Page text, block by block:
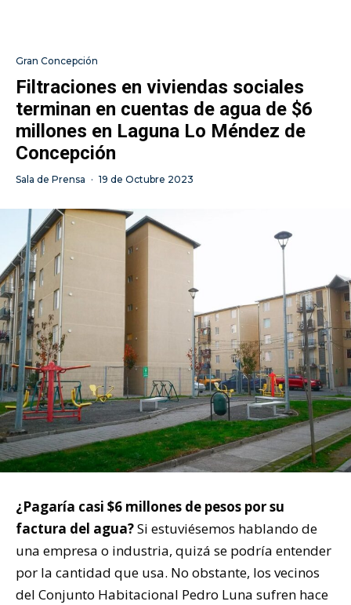
Gran Concepción
Filtraciones en viviendas sociales
terminan en cuentas de agua de $6
millones en Laguna Lo Méndez de
Concepción
Sala de Prensa · 19 de Octubre 2023
¿Pagaría casi $6 millones de pesos por su
factura del agua?Si estuviésemos hablando de
una empresa o industria, quizá se podría entender
por la cantidad que usa. No obstante, los vecinos
del Conjunto Habitacional Pedro Luna sufren hace